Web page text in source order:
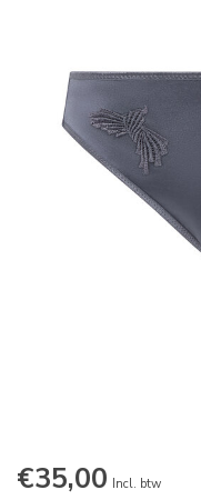
€35,00 Incl. btw